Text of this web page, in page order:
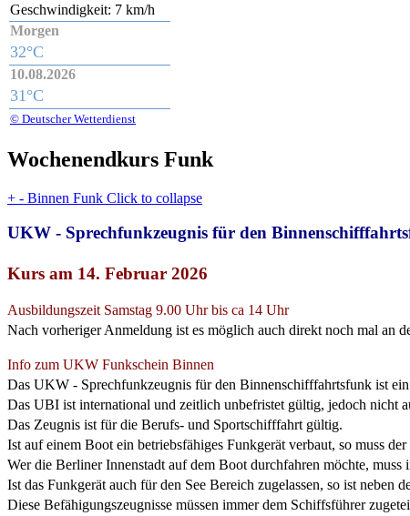
Geschwindigkeit: 7 km/h
Morgen
32°C
10.08.2026
31°C
© Deutscher Wetterdienst
Wochenendkurs Funk
+ - Binnen Funk Click to collapse
UKW - Sprechfunkzeugnis für den
Kurs am 14. Februar 2026
Ausbildungszeit Samstag 9.00 Uhr bis ca 14 Uhr
Nach vorheriger Anmeldung ist es möglich auch direkt noch mal an
Info zum UKW Funkschein Binnen
Das UKW - Sprechfunkzeugnis für den Binnenschifffahrtsfunk ist
Das UBI ist international und zeitlich unbefristet gültig, jedoch nicht
Das Zeugnis ist für die Berufs- und Sportschifffahrt gültig.
Ist auf einem Boot ein betriebsfähiges Funkgerät verbaut, so muss
Wer die Berliner Innenstadt auf dem Boot durchfahren möchte,
Ist das Funkgerät auch für den See Bereich zugelassen, so ist neben
Diese Befähigungszeugnisse müssen immer dem Schiffsführer